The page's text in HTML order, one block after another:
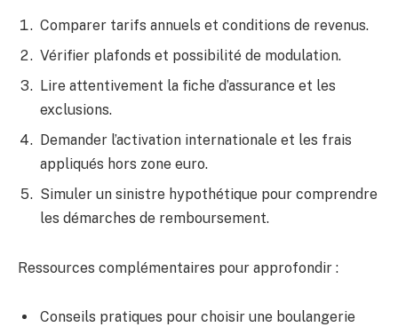
Comparer tarifs annuels et conditions de revenus.
Vérifier plafonds et possibilité de modulation.
Lire attentivement la fiche d’assurance et les
exclusions.
Demander l’activation internationale et les frais
appliqués hors zone euro.
Simuler un sinistre hypothétique pour comprendre
les démarches de remboursement.
Ressources complémentaires pour approfondir :
Conseils pratiques pour choisir une boulangerie